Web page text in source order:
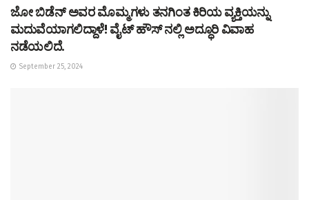
ಜೋ ಬಿಡೆನ್ ಅವರ ಮೊಮ್ಮಗಳು ತನಗಿಂತ ಕಿರಿಯ ವ್ಯಕ್ತಿಯನ್ನು
ಮದುವೆಯಾಗಲಿದ್ದಾಳೆ! ವೈಟ್ ಹೌಸ್ ನಲ್ಲಿ ಅದ್ಧೂರಿ ವಿವಾಹ
ನಡೆಯಲಿದೆ.
September 25, 2024